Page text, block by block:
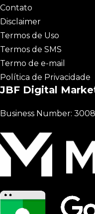
Contato
Disclaimer
Termos de Uso
Termos de SMS
Termo de e-mail
Política de Privacidade
JBF Digital
Business Number: